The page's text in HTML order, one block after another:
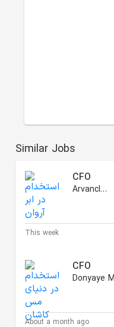
Similar Jobs
CFO
Arvancloud
This week
CFO
About a month ago